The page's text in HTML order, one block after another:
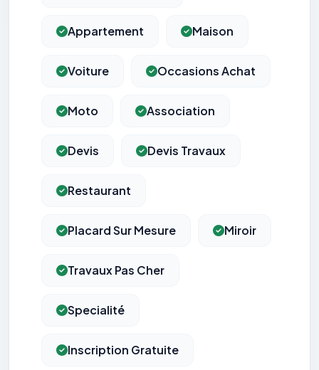
Appartement Maison
Voiture Occasions Achat
Moto Association
Devis Devis Travaux
Restaurant
Placard Sur Mesure Miroir
Travaux Pas Cher
Specialité
Inscription Gratuite